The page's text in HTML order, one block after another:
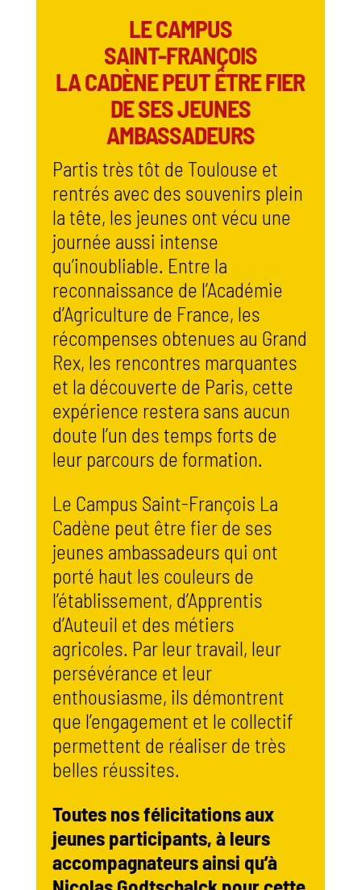
LECAMPUS
SAINT-FRANÇOIS
LA CADÈNE PEUT ÊTRE FIER
DE SES JEUNES
AMBASSADEURS
Partis très tôt de Toulouse et
rentrés avec des souvenirs plein
la tête, les jeunes ont vécu une
journée aussi intense
qu’inoubliable. Entre la
reconnaissance de l’Académie
d’Agriculture de France, les
récompenses obtenues au Grand
Rex, les rencontres marquantes
et la découverte de Paris, cette
expérience restera sans aucun
doute l’un des temps forts de
leur parcours de formation.
Le Campus Saint-François La
Cadène peut être fier de ses
jeunes ambassadeurs qui ont
porté haut les couleurs de
l’établissement, d’Apprentis
d’Auteuil et des métiers
agricoles. Par leur travail, leur
persévérance et leur
enthousiasme, ils démontrent
que l’engagement et le collectif
permettent de réaliser de très
belles réussites.
Toutes nos félicitations aux
jeunes participants, à leurs
accompagnateurs ainsi qu’à